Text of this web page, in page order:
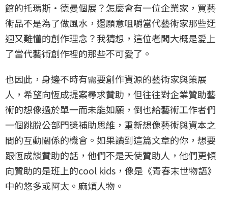
館的托瑪斯・德曼個展？怎麼會有一位企業家，買藝
術品不是為了做風水，還願意咀嚼當代藝術家那些迂
迴又難懂的創作理念？我猜想，這位老闆大概是愛上
了當代藝術創作裡的那些不可愛了。
也因此，身邊不時有需要創作資源的藝術家與策展
人，希望向恆成提案尋求贊助，但往往對企業贊助藝
術的想像過於單一而未能如願，倒也給藝術工作者們
一個跳脫公部門獎補助思維，重新想像藝術與資本之
間的互動關係的機會。如果讀到這篇文章的你，想要
跟恆成談贊助的話，他們不是天使贊助人，他們更傾
向贊助的是班上的cool kids，像是《青春末世物語》
中的悠多或阿太。麻煩人物。